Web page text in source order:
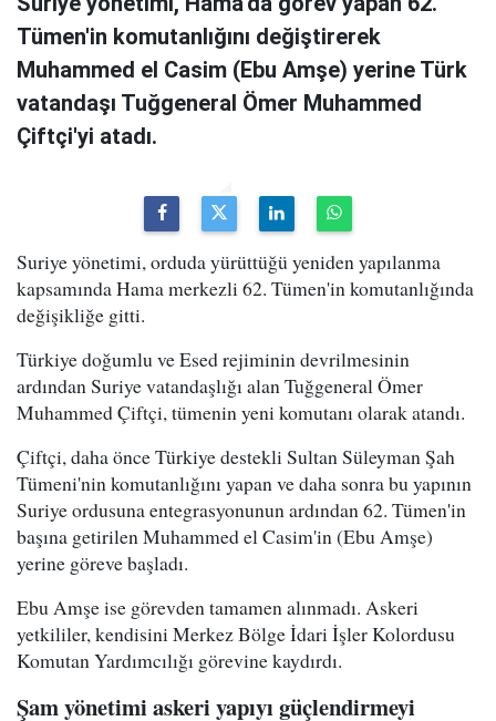
Tümen'in komutanlığını değiştirerek
Muhammed el Casim (Ebu Amşe) yerine Türk
vatandaşı Tuğgeneral Ömer Muhammed
Çiftçi'yi atadı.
Suriye yönetimi, orduda yürüttüğü yeniden yapılanma
kapsamında Hama merkezli 62. Tümen'in komutanlığında
değişikliğe gitti.
Türkiye doğumlu ve Esed rejiminin devrilmesinin
ardından Suriye vatandaşlığı alan Tuğgeneral Ömer
Muhammed Çiftçi, tümenin yeni komutanı olarak atandı.
Çiftçi, daha önce Türkiye destekli Sultan Süleyman Şah
Tümeni'nin komutanlığını yapan ve daha sonra bu yapının
Suriye ordusuna entegrasyonunun ardından 62. Tümen'in
başına getirilen Muhammed el Casim'in (Ebu Amşe)
yerine göreve başladı.
Ebu Amşe ise görevden tamamen alınmadı. Askeri
yetkililer, kendisini Merkez Bölge İdari İşler Kolordusu
Komutan Yardımcılığı görevine kaydırdı.
Şam yönetimi askeri yapıyı güçlendirmeyi